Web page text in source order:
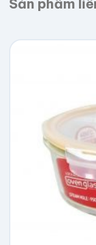
Sản phẩm